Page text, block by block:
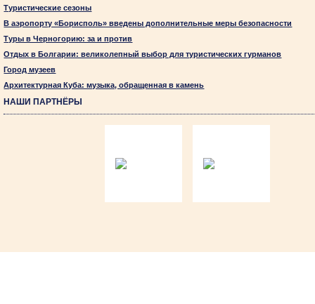
Туристические сезоны
В аэропорту «Борисполь» введены дополнительные меры безопасности
Туры в Черногорию: за и против
Отдых в Болгарии: великолепный выбор для туристических гурманов
Город музеев
Архитектурная Куба: музыка, обращенная в камень
НАШИ ПАРТНЁРЫ